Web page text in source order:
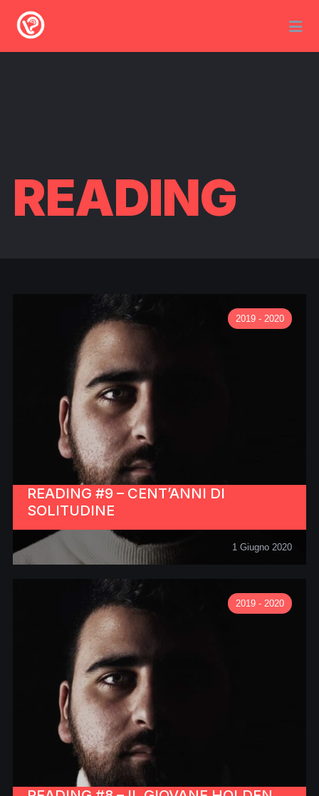
READING
2019 - 2020
READING #9 – CENT’ANNI DI
SOLITUDINE
1 Giugno 2020
2019 - 2020